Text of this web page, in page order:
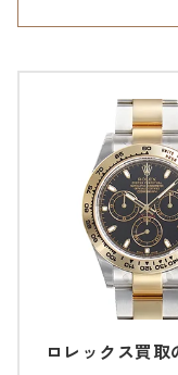
ロレックス買取